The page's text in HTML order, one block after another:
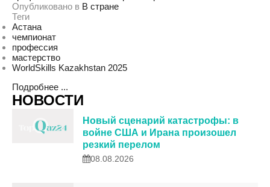
Опубликовано в В стране
Теги
Астана
чемпионат
профессия
мастерство
WorldSkills Kazakhstan 2025
Подробнее ...
НОВОСТИ
Новый сценарий катастрофы: в
войне США и Ирана произошел
резкий перелом
08.08.2026